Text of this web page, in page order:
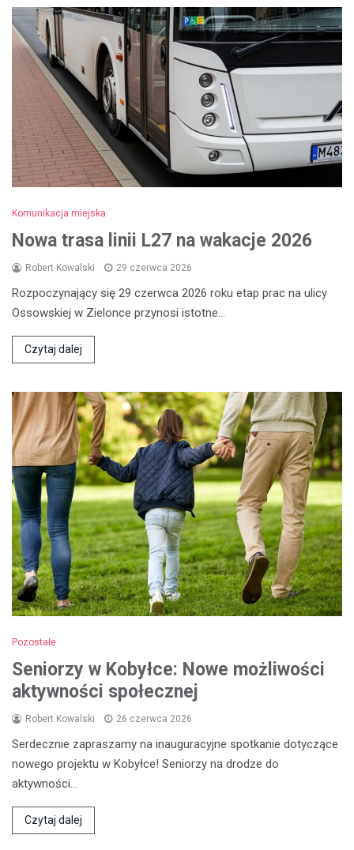
Komunikacja miejska
Nowa trasa linii L27 na wakacje 2026
Robert Kowalski 29 czerwca 2026
Rozpoczynający się 29 czerwca 2026 roku etap prac na ulicy
Ossowskiej w Zielonce przynosi istotne…
Czytaj dalej
Pozostałe
Seniorzy w Kobyłce: Nowe możliwości
aktywności społecznej
Robert Kowalski 26 czerwca 2026
Serdecznie zapraszamy na inauguracyjne spotkanie dotyczące
nowego projektu w Kobyłce! Seniorzy na drodze do
aktywności…
Czytaj dalej